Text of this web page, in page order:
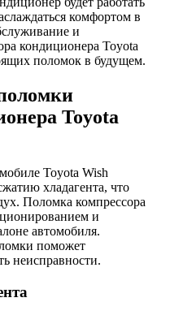
комфортом в
и
кондиционера Toyota
поломок в будущем.
Toyota
Toyota Wish
хладагента, что
Поломка компрессора
и
автомобиля.
поможет
неисправности.